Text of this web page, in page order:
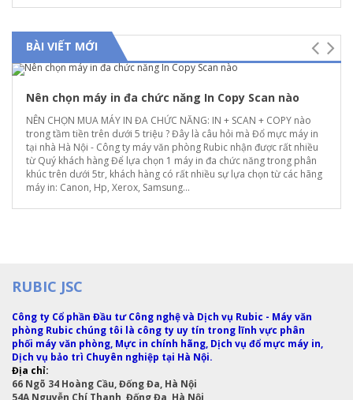
Sửa máy in tại Bạch Đằng Hai Bà Trưng
80.000 VNĐ
Sửa máy in tại đường Trần Khát Chân Hai Bà Trưng
BÀI VIẾT MỚI
Nên chọn máy in đa chức năng In Copy Scan nào
NÊN CHỌN MUA MÁY IN ĐA CHỨC NĂNG: IN + SCAN + COPY nào
trong tầm tiền trên dưới 5 triệu ? Đây là câu hỏi mà Đổ mực máy in
tại nhà Hà Nội - Công ty máy văn phòng Rubic nhận được rất nhiều
từ Quý khách hàng Để lựa chọn 1 máy in đa chức năng trong phân
khúc trên dưới 5tr, khách hàng có rất nhiều sự lựa chọn từ các hãng
máy in: Canon, Hp, Xerox, Samsung...
RUBIC JSC
Công ty Cổ phần Đầu tư Công nghệ và Dịch vụ Rubic - Máy văn
phòng Rubic chúng tôi là công ty uy tín trong lĩnh vực phân
phối máy văn phòng, Mực in chính hãng, Dịch vụ đổ mực máy in,
Dịch vụ bảo trì Chuyên nghiệp tại Hà Nội.
Địa chỉ:
66 Ngõ 34 Hoàng Cầu, Đống Đa, Hà Nội
54A Nguyễn Chí Thanh, Đống Đa, Hà Nội